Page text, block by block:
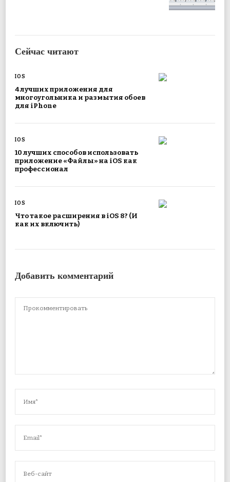
Сейчас читают
IOS
4 лучших приложения для
многоугольника и размытия обоев
для iPhone
IOS
10 лучших способов использовать
приложение «Файлы» на iOS как
профессионал
IOS
Что такое расширения в iOS 8? (И
как их включить)
Добавить комментарий